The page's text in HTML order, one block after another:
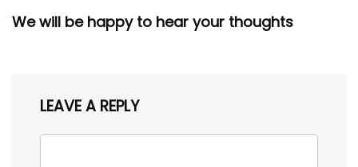
We will be happy to hear your thoughts
LEAVE A REPLY